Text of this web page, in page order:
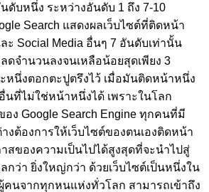
ดับหนึ่ง ระหว่างอันดับ 1 ถึง 7-10
Search แสดงผลเว็บไซต์ที่ติดหน้า
Social Media อื่นๆ 7 อันดับเท่านั้น
ดจำนวนลงจนเหลือน้อยสุดเพียง 3
หนึ่งตอกตะปูตรึงไว้ เมื่อมันติดหน้าหนึ่ง
นที่ไม่ใช่หน้าหนึ่งได้ เพราะในโลก
ง Google Search Engine ทุกคนที่มี
งต้องการให้เว็บไซต์ของตนเองติดหน้า
สของความเป็นไปได้สูงสุดที่จะนำไปสู่
กว่า ยิ่งใหญ่กว่า ด้วยเว็บไซต์เป็นหนึ่งใน
คนจากทุกหนแห่งทั่วโลก สามารถเข้าถึง